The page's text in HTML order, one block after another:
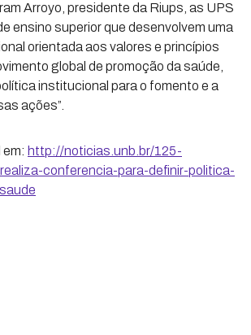
Arroyo, presidente da Riups, as UPS
ensino superior que desenvolvem uma
orientada aos valores e princípios
global de promoção da saúde,
institucional para o fomento e a
ações”.
em: http://noticias.unb.br/125-
conferencia-para-definir-politica-